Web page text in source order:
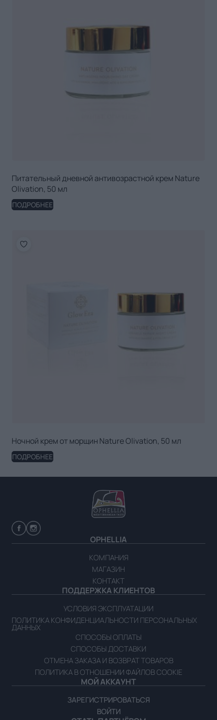
Питательный дневной антивозрастной крем Nature
Olivation, 50 мл
ПОДРОБНЕЕ
Ночной крем от морщин Nature Olivation, 50 мл
ПОДРОБНЕЕ
OPHELLIA
КОМПАНИЯ
МАГАЗИН
КОНТАКТ
ПОДДЕРЖКА КЛИЕНТОВ
УСЛОВИЯ ЭКСПЛУАТАЦИИ
ПОЛИТИКА КОНФИДЕНЦИАЛЬНОСТИ ПЕРСОНАЛЬНЫХ
ДАННЫХ
СПОСОБЫ ОПЛАТЫ
СПОСОБЫ ДОСТАВКИ
ОТМЕНА ЗАКАЗА И ВОЗВРАТ ТОВАРОВ
ПОЛИТИКА В ОТНОШЕНИИ ФАЙЛОВ COOKIE
МОЙ АККАУНТ
ЗАРЕГИСТРИРОВАТЬСЯ
ВОЙТИ